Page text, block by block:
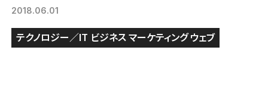
2018.06.01
テクノロジー／IT ビジネス マーケティング ウェブ